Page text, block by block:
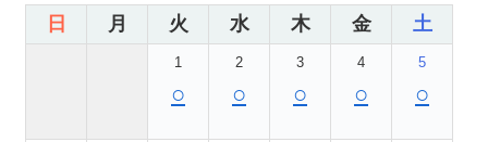
日 月 火 水 木 金 土
1
○
2
○
3
○
4
○
5
○